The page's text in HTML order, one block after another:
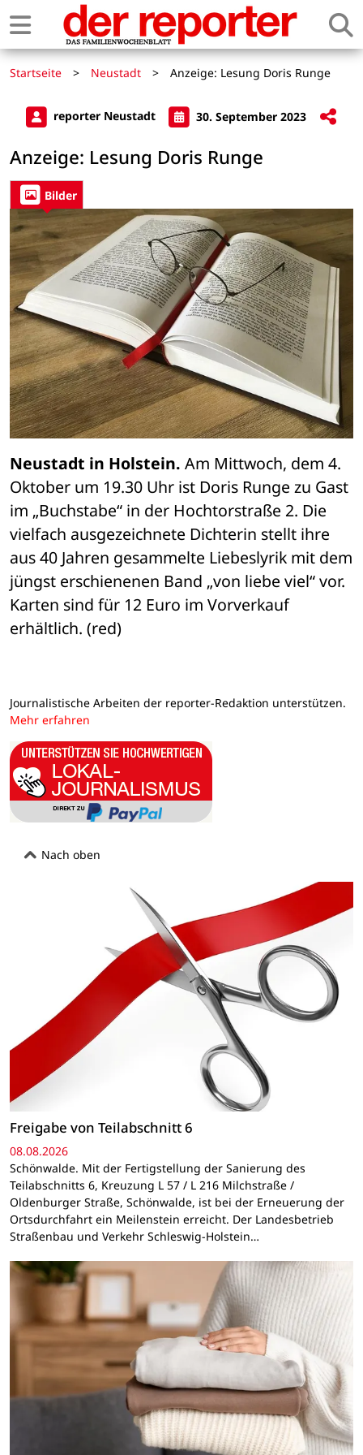
Startseite > Neustadt > Anzeige: Lesung Doris Runge
reporter Neustadt 30. September 2023
Anzeige: Lesung Doris Runge
Bilder
Neustadt in Holstein. Am Mittwoch, dem 4.
Oktober um 19.30 Uhr ist Doris Runge zu Gast
im „Buchstabe“ in der Hochtorstraße 2. Die
vielfach ausgezeichnete Dichterin stellt ihre
aus 40 Jahren gesammelte Liebeslyrik mit dem
jüngst erschienenen Band „von liebe viel“ vor.
Karten sind für 12 Euro im Vorverkauf
erhältlich. (red)
Journalistische Arbeiten der reporter-Redaktion unterstützen.
Mehr erfahren
Nach oben
Freigabe von Teilabschnitt 6
08.08.2026
Schönwalde. Mit der Fertigstellung der Sanierung des
Teilabschnitts 6, Kreuzung L 57 / L 216 Milchstraße /
Oldenburger Straße, Schönwalde, ist bei der Erneuerung der
Ortsdurchfahrt ein Meilenstein erreicht. Der Landesbetrieb
Straßenbau und Verkehr Schleswig-Holstein…